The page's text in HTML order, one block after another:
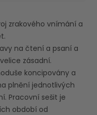
zrakového vnímání a
na čtení a psaní a
zásadní.
koncipovány a
plnění jednotlivých
Pracovní sešit je
období od